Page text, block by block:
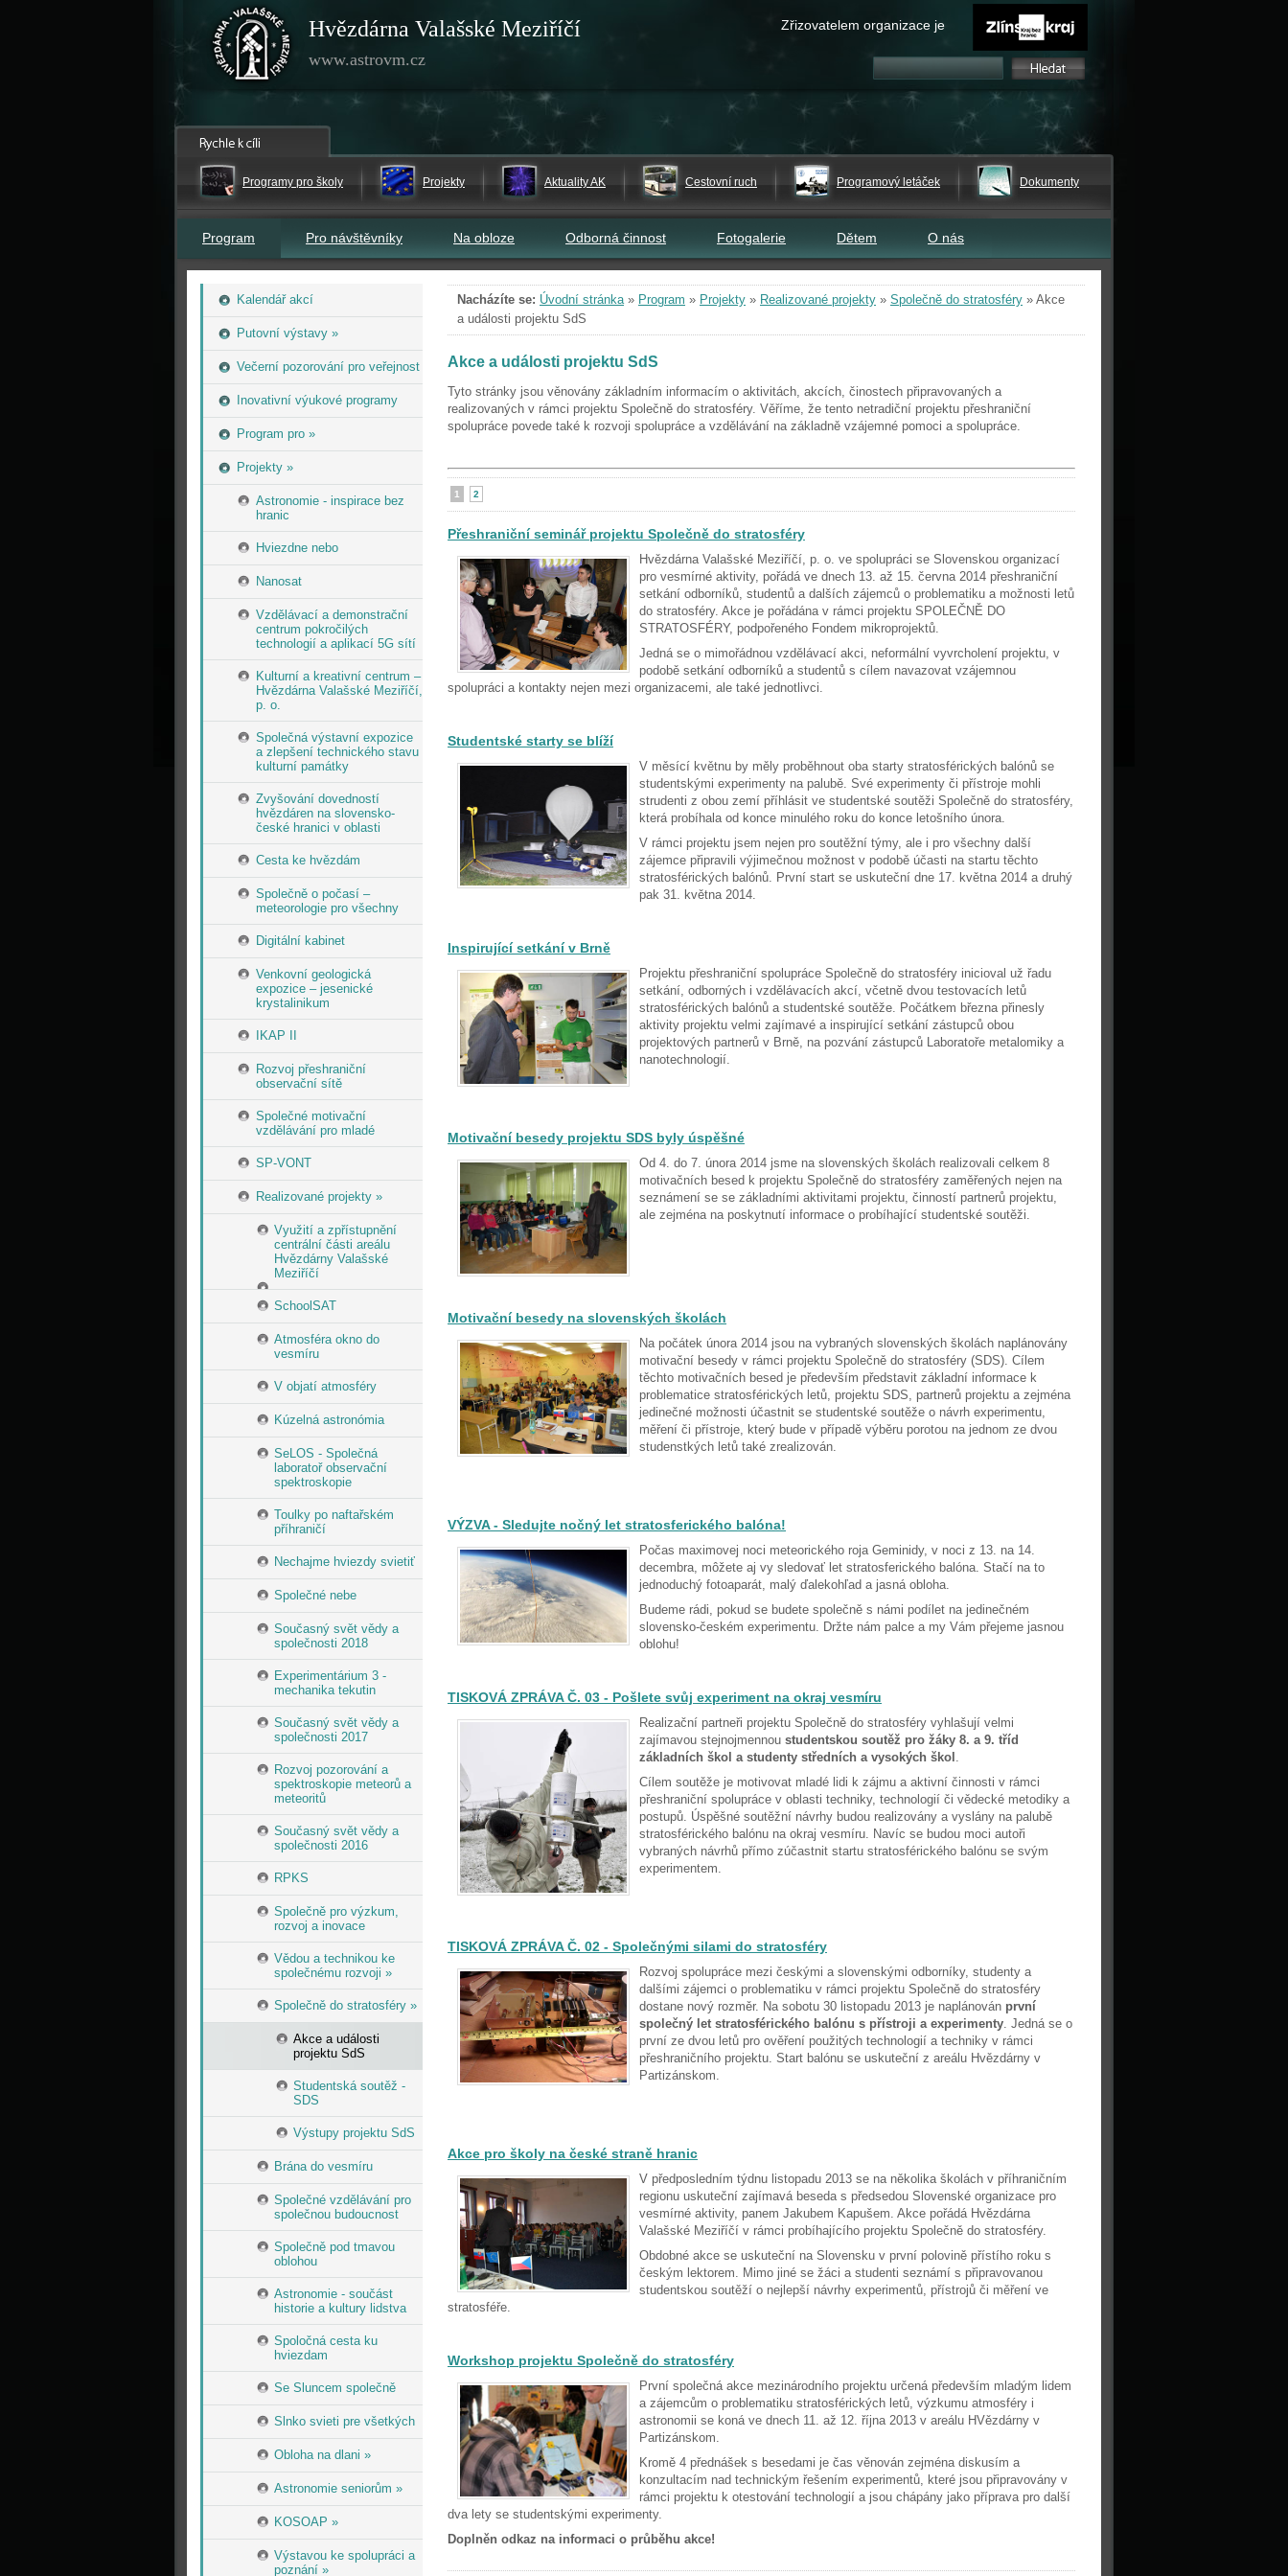
Hvězdárna Valašské Meziříčí
www.astrovm.cz
Zřizovatelem organizace je
Programy pro školy Projekty Aktuality AK Cestovní ruch Programový letáček Dokumenty
Program Pro návštěvníky Na obloze Odborná činnost Fotogalerie Dětem O nás
Kalendář akcí
Putovní výstavy »
Večerní pozorování pro veřejnost
Inovativní výukové programy
Program pro »
Projekty »
Astronomie - inspirace bez
hranic
Hviezdne nebo
Nanosat
Vzdělávací a demonstrační
centrum pokročilých
technologií a aplikací 5G sítí
Kulturní a kreativní centrum –
Hvězdárna Valašské Meziříčí,
p. o.
Společná výstavní expozice
a zlepšení technického stavu
kulturní památky
Zvyšování dovedností
hvězdáren na slovensko-
české hranici v oblasti
Cesta ke hvězdám
Společně o počasí –
meteorologie pro všechny
Digitální kabinet
Venkovní geologická
expozice – jesenické
krystalinikum
IKAP II
Rozvoj přeshraniční
observační sítě
Společné motivační
vzdělávání pro mladé
SP-VONT
Realizované projekty »
Využití a zpřístupnění
centrální části areálu
Hvězdárny Valašské
Meziříčí
SchoolSAT
Atmosféra okno do
vesmíru
V objatí atmosféry
Kúzelná astronómia
SeLOS - Společná
laboratoř observační
spektroskopie
Toulky po naftařském
příhraničí
Nechajme hviezdy svietiť
Společné nebe
Současný svět vědy a
společnosti 2018
Experimentárium 3 -
mechanika tekutin
Současný svět vědy a
společnosti 2017
Rozvoj pozorování a
spektroskopie meteorů a
meteoritů
Současný svět vědy a
společnosti 2016
RPKS
Společně pro výzkum,
rozvoj a inovace
Vědou a technikou ke
společnému rozvoji »
Společně do stratosféry »
Akce a události
projektu SdS
Studentská soutěž -
SDS
Výstupy projektu SdS
Brána do vesmíru
Společné vzdělávání pro
společnou budoucnost
Společně pod tmavou
oblohou
Astronomie - součást
historie a kultury lidstva
Spoločná cesta ku
hviezdam
Se Sluncem společně
Slnko svieti pre všetkých
Obloha na dlani »
Astronomie seniorům »
KOSOAP »
Výstavou ke spolupráci a
poznání »
Nacházíte se: Úvodní stránka» Program » Projekty » Realizované projekty » Společně do stratosféry » Akce
a události projektu SdS
Akce a události projektu SdS
Tyto stránky jsou věnovány základním informacím o aktivitách, akcích, činostech připravovaných a
realizovaných v rámci projektu Společně do stratosféry. Věříme, že tento netradiční projektu přeshraniční
spolupráce povede také k rozvoji spolupráce a vzdělávání na základně vzájemné pomoci a spolupráce.
1 2
Přeshraniční seminář projektu Společně do stratosféry
Hvězdárna Valašské Meziříčí, p. o. ve spolupráci se Slovenskou organizací
pro vesmírné aktivity, pořádá ve dnech 13. až 15. června 2014 přeshraniční
setkání odborníků, studentů a dalších zájemců o problematiku a možnosti letů
do stratosféry. Akce je pořádána v rámci projektu SPOLEČNĚ DO
STRATOSFÉRY, podpořeného Fondem mikroprojektů.
Jedná se o mimořádnou vzdělávací akci, neformální vyvrcholení projektu, v
podobě setkání odborníků a studentů s cílem navazovat vzájemnou
spolupráci a kontakty nejen mezi organizacemi, ale také jednotlivci.
Studentské starty se blíží
V měsící květnu by měly proběhnout oba starty stratosférických balónů se
studentskými experimenty na palubě. Své experimenty či přístroje mohli
strudenti z obou zemí příhlásit ve studentské soutěži Společně do stratosféry,
která probíhala od konce minulého roku do konce letošního února.
V rámci projektu jsem nejen pro soutěžní týmy, ale i pro všechny další
zájemce připravili výjimečnou možnost v podobě účasti na startu těchto
stratosférických balónů. První start se uskuteční dne 17. května 2014 a druhý
pak 31. května 2014.
Inspirující setkání v Brně
Projektu přeshraniční spolupráce Společně do stratosféry inicioval už řadu
setkání, odborných i vzdělávacích akcí, včetně dvou testovacích letů
stratosférických balónů a studentské soutěže. Počátkem března přinesly
aktivity projektu velmi zajímavé a inspirující setkání zástupců obou
projektových partnerů v Brně, na pozvání zástupců Laboratoře metalomiky a
nanotechnologií.
Motivační besedy projektu SDS byly úspěšné
Od 4. do 7. února 2014 jsme na slovenských školách realizovali celkem 8
motivačních besed k projektu Společně do stratosféry zaměřených nejen na
seznámení se se základními aktivitami projektu, činností partnerů projektu,
ale zejména na poskytnutí informace o probíhající studentské soutěži.
Motivační besedy na slovenských školách
Na počátek února 2014 jsou na vybraných slovenských školách naplánovány
motivační besedy v rámci projektu Společně do stratosféry (SDS). Cílem
těchto motivačních besed je především představit základní informace k
problematice stratosférických letů, projektu SDS, partnerů projektu a zejména
jedinečné možnosti účastnit se studentské soutěže o návrh experimentu,
měření či přístroje, který bude v případě výběru porotou na jednom ze dvou
studenstkých letů také zrealizován.
VÝZVA - Sledujte nočný let stratosferického balóna!
Počas maximovej noci meteorického roja Geminidy, v noci z 13. na 14.
decembra, môžete aj vy sledovať let stratosferického balóna. Stačí na to
jednoduchý fotoaparát, malý ďalekohľad a jasná obloha.
Budeme rádi, pokud se budete společně s námi podílet na jedinečném
slovensko-českém experimentu. Držte nám palce a my Vám přejeme jasnou
oblohu!
TISKOVÁ ZPRÁVA Č. 03 - Pošlete svůj experiment na okraj vesmíru
Realizační partneři projektu Společně do stratosféry vyhlašují velmi
zajímavou stejnojmennou studentskou soutěž pro žáky 8. a 9. tříd
základních škol a studenty středních a vysokých škol .
Cílem soutěže je motivovat mladé lidi k zájmu a aktivní činnosti v rámci
přeshraniční spolupráce v oblasti techniky, technologií či vědecké metodiky a
postupů. Úspěšné soutěžní návrhy budou realizovány a vyslány na palubě
stratosférického balónu na okraj vesmíru. Navíc se budou moci autoři
vybraných návrhů přímo zúčastnit startu stratosférického balónu se svým
experimentem.
TISKOVÁ ZPRÁVA Č. 02 - Společnými silami do stratosféry
Rozvoj spolupráce mezi českými a slovenskými odborníky, studenty a
dalšími zájemci o problematiku v rámci projektu Společně do stratosféry
dostane nový rozměr. Na sobotu 30 listopadu 2013 je naplánován první
společný let stratosférického balónu s přístroji a experimenty. Jedná se o
první ze dvou letů pro ověření použitých technologií a techniky v rámci
přeshraničního projektu. Start balónu se uskuteční z areálu Hvězdárny v
Partizánskom.
Akce pro školy na české straně hranic
V předposledním týdnu listopadu 2013 se na několika školách v příhraničním
regionu uskuteční zajímavá beseda s předsedou Slovenské organizace pro
vesmírné aktivity, panem Jakubem Kapušem. Akce pořádá Hvězdárna
Valašské Meziříčí v rámci probíhajícího projektu Společně do stratosféry.
Obdobné akce se uskuteční na Slovensku v první polovině přístího roku s
českým lektorem. Mimo jiné se žáci a studenti seznámí s připravovanou
studentskou soutěží o nejlepší návrhy experimentů, přístrojů či měření ve
stratosféře.
Workshop projektu Společně do stratosféry
První společná akce mezinárodního projektu určená především mladým lidem
a zájemcům o problematiku stratosférických letů, výzkumu atmosféry i
astronomii se koná ve dnech 11. až 12. října 2013 v areálu HVězdárny v
Partizánskom.
Kromě 4 přednášek s besedami je čas věnován zejména diskusím a
konzultacím nad technickým řešením experimentů, které jsou připravovány v
rámci projektu k otestování technologií a jsou chápány jako příprava pro další
dva lety se studentskými experimenty.
Doplněn odkaz na informaci o průběhu akce!